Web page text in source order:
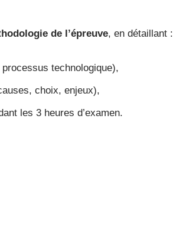
de l’épreuve, en détaillant :
technologique),
choix, enjeux),
les 3 heures d’examen.